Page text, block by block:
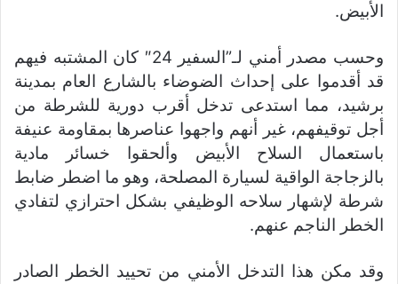
الأبيض.
وحسب مصدر أمني لـ”السفير 24″ كان المشتبه فيهم
قد أقدموا على إحداث الضوضاء بالشارع العام بمدينة
برشيد، مما استدعى تدخل أقرب دورية للشرطة من
أجل توقيفهم، غير أنهم واجهوا عناصرها بمقاومة عنيفة
باستعمال السلاح الأبيض وألحقوا خسائر مادية
بالزجاجة الواقية لسيارة المصلحة، وهو ما اضطر ضابط
شرطة لإشهار سلاحه الوظيفي بشكل احترازي لتفادي
الخطر الناجم عنهم.
وقد مكن هذا التدخل الأمني من تحييد الخطر الصادر